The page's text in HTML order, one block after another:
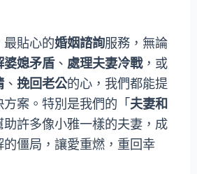
最貼心的婚姻諮詢服務，無論
婆媳矛盾、 處理夫妻冷戰，或
、挽回老公的心，我們都能提
案。特別是我們的「夫妻和
助許多像小雅一樣的夫妻，成
僵局，讓愛重燃，重回幸